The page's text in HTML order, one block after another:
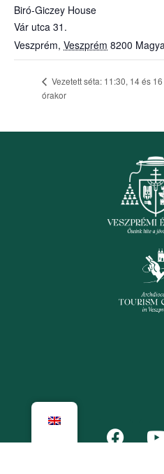
Biró-Giczey House
Vár utca 31.
Veszprém, Veszprém 8200
Vezetett séta: 11:30, 14 és 16
órakor